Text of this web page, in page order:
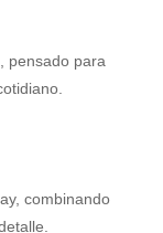
pensado para
combinando